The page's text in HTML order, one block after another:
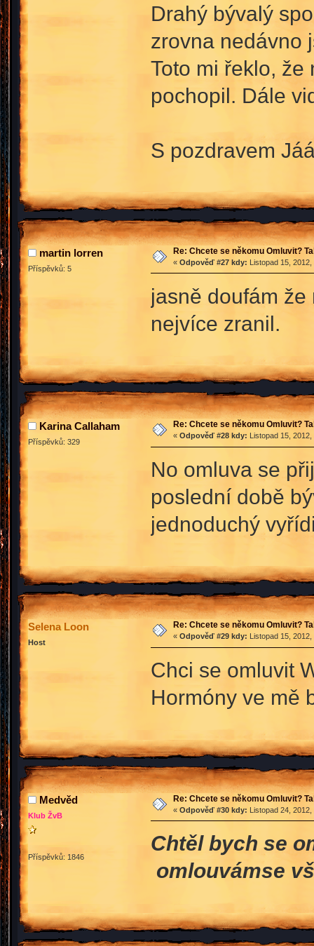
Drahý bývalý
zrovna nedávno
Toto mi řeklo,
pochopil. Dále
S pozdravem
martin lorren
Příspěvků: 5
Re: Chcete se někomu Omluvit?
« Odpověď #27 kdy: Listopad 15,
jasně doufám
nejvíce zranil.
Karina Callaham
Příspěvků: 329
Re: Chcete se někomu Omluvit?
« Odpověď #28 kdy: Listopad 15,
No omluva se
poslední době
jednoduchý
Selena Loon
Host
Re: Chcete se někomu Omluvit?
« Odpověď #29 kdy: Listopad 15,
Chci se omluvit
Hormóny ve mě
Medvěd
Klub ŽvB
Příspěvků: 1846
Re: Chcete se někomu Omluvit?
« Odpověď #30 kdy: Listopad 24,
Chtěl bych se
omlouvámse